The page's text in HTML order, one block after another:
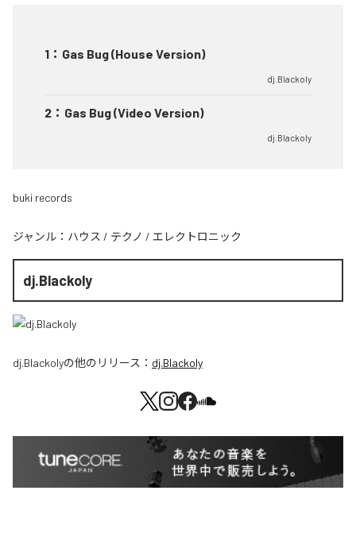
1 ： Gas Bug (House Version)
dj.Blackoly
2 ： Gas Bug (Video Version)
dj.Blackoly
buki records
ジャンル： ハウス / テクノ / エレクトロニック
dj.Blackoly
dj.Blackolyの他のリリース： dj.Blackoly